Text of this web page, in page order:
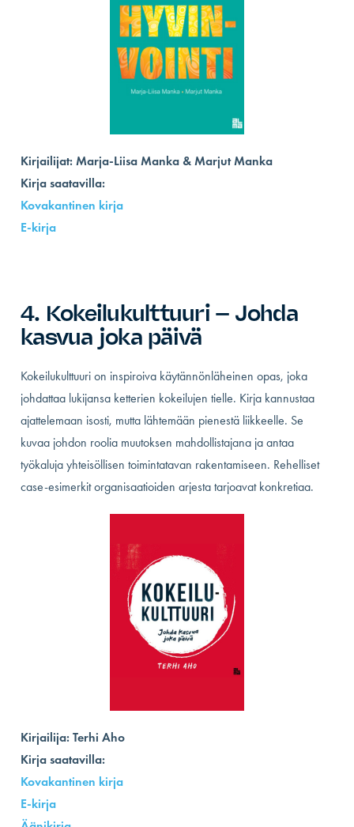
Kirjailijat: Marja-Liisa Manka & Marjut Manka
Kirja saatavilla:
Kovakantinen kirja
E-kirja
4. Kokeilukulttuuri – Johda
kasvua joka päivä
Kokeilukulttuuri on inspiroiva käytännönläheinen opas, joka
johdattaa lukijansa ketterien kokeilujen tielle. Kirja kannustaa
ajattelemaan isosti, mutta lähtemään pienestä liikkeelle. Se
kuvaa johdon roolia muutoksen mahdollistajana ja antaa
työkaluja yhteisöllisen toimintatavan rakentamiseen. Rehelliset
case-esimerkit organisaatioiden arjesta tarjoavat konkretiaa.
Kirjailija: Terhi Aho
Kirja saatavilla:
Kovakantinen kirja
E-kirja